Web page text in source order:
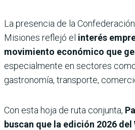
La presencia de la
Misiones reflejó el interés
movimiento económico que
especialmente en sectores
gastronomía, transporte,
Con esta hoja de ruta conjunta,
buscan que la edición 2026 del